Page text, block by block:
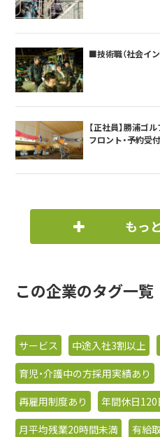
■技術職（社会イ
【正社員】勝浦ゴ
フロント・予約受
もっ
この企業のタグ一覧
サービス 中途入社3割以上
育児・介護中の方採用実績あり
再雇用制度あり
年間休日120
月平均残業20時間未満
有給